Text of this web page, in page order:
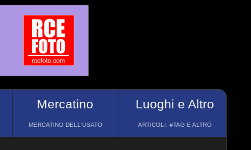
Mercatino
MERCATINO DELL'USATO
Luoghi e Altro
ARTICOLI, #TAG E ALTRO